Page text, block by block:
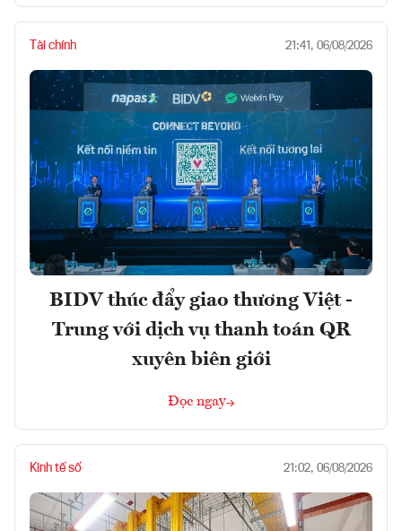
Tài chính 21:41, 06/08/2026
BIDV thúc đẩy giao thương Việt -
Trung với dịch vụ thanh toán QR
xuyên biên giới
Đọc ngay
Kinh tế số 21:02, 06/08/2026